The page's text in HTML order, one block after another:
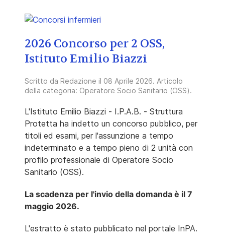
2026 Concorso per 2 OSS,
Istituto Emilio Biazzi
Scritto da Redazione il 08 Aprile 2026. Articolo
della categoria: Operatore Socio Sanitario (OSS).
L'Istituto Emilio Biazzi - I.P.A.B. - Struttura
Protetta ha indetto un concorso pubblico, per
titoli ed esami, per l'assunzione a tempo
indeterminato e a tempo pieno di 2 unità con
profilo professionale di Operatore Socio
Sanitario (OSS).
La scadenza per l'invio della domanda è il 7
maggio 2026.
L'estratto è stato pubblicato nel portale InPA.